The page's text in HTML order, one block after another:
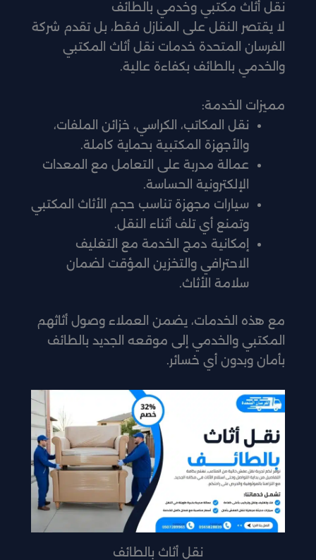
نقل أثاث مكتبي وخدمي بالطائف
لا يقتصر النقل على المنازل فقط، بل تقدم شركة
الفرسان المتحدة خدمات نقل أثاث المكتبي
والخدمي بالطائف بكفاءة عالية.
مميزات الخدمة:
نقل المكاتب، الكراسي، خزائن الملفات،
والأجهزة المكتبية بحماية كاملة.
عمالة مدربة على التعامل مع المعدات
الإلكترونية الحساسة.
سيارات مجهزة تناسب حجم الأثاث المكتبي
وتمنع أي تلف أثناء النقل.
إمكانية دمج الخدمة مع التغليف
الاحترافي والتخزين المؤقت لضمان
سلامة الأثاث.
مع هذه الخدمات، يضمن العملاء وصول أثاثهم
المكتبي والخدمي إلى موقعه الجديد بالطائف
بأمان وبدون أي خسائر.
نقل أثاث بالطائف